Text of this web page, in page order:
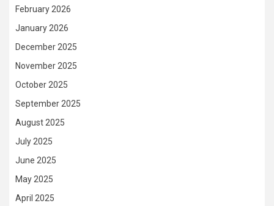
February 2026
January 2026
December 2025
November 2025
October 2025
September 2025
August 2025
July 2025
June 2025
May 2025
April 2025